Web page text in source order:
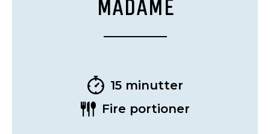
MADAME
15 minutter
Fire portioner